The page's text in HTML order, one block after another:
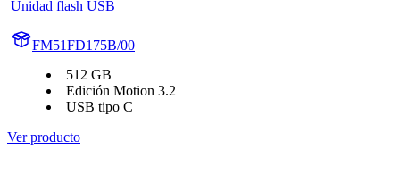
Unidad flash USB
FM51FD175B/00
512 GB
Edición Motion 3.2
USB tipo C
Ver producto